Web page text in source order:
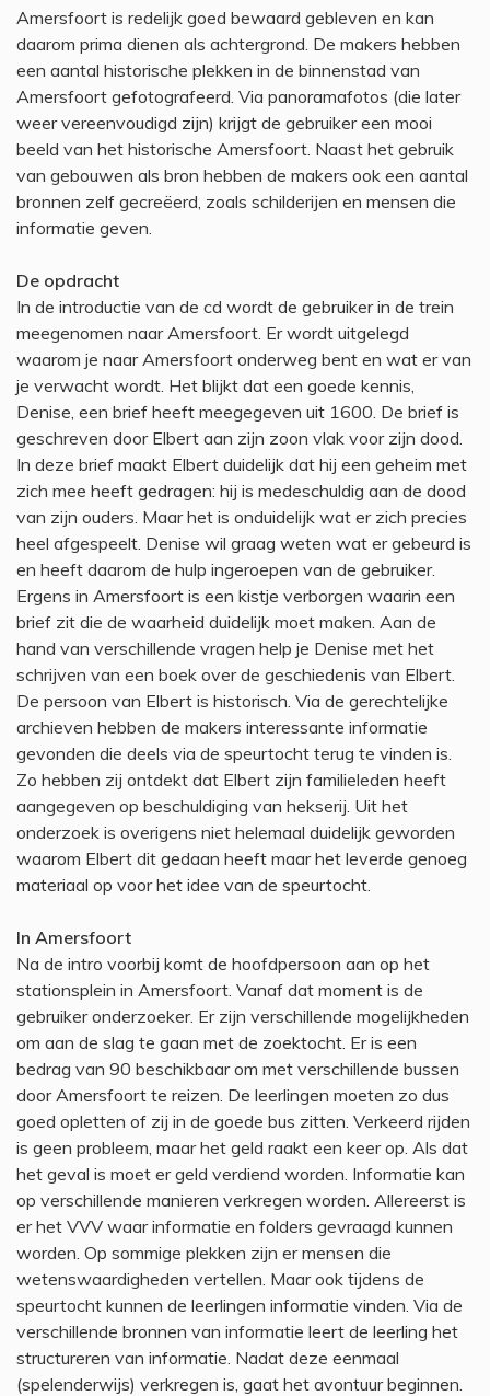
Amersfoort is redelijk goed bewaard gebleven en kan
daarom prima dienen als achtergrond. De makers hebben
een aantal historische plekken in de binnenstad van
Amersfoort gefotografeerd. Via panoramafotos (die later
weer vereenvoudigd zijn) krijgt de gebruiker een mooi
beeld van het historische Amersfoort. Naast het gebruik
van gebouwen als bron hebben de makers ook een aantal
bronnen zelf gecreëerd, zoals schilderijen en mensen die
informatie geven.
De opdracht
In de introductie van de cd wordt de gebruiker in de trein
meegenomen naar Amersfoort. Er wordt uitgelegd
waarom je naar Amersfoort onderweg bent en wat er van
je verwacht wordt. Het blijkt dat een goede kennis,
Denise, een brief heeft meegegeven uit 1600. De brief is
geschreven door Elbert aan zijn zoon vlak voor zijn dood.
In deze brief maakt Elbert duidelijk dat hij een geheim met
zich mee heeft gedragen: hij is medeschuldig aan de dood
van zijn ouders. Maar het is onduidelijk wat er zich precies
heel afgespeelt. Denise wil graag weten wat er gebeurd is
en heeft daarom de hulp ingeroepen van de gebruiker.
Ergens in Amersfoort is een kistje verborgen waarin een
brief zit die de waarheid duidelijk moet maken. Aan de
hand van verschillende vragen help je Denise met het
schrijven van een boek over de geschiedenis van Elbert.
De persoon van Elbert is historisch. Via de gerechtelijke
archieven hebben de makers interessante informatie
gevonden die deels via de speurtocht terug te vinden is.
Zo hebben zij ontdekt dat Elbert zijn familieleden heeft
aangegeven op beschuldiging van hekserij. Uit het
onderzoek is overigens niet helemaal duidelijk geworden
waarom Elbert dit gedaan heeft maar het leverde genoeg
materiaal op voor het idee van de speurtocht.
In Amersfoort
Na de intro voorbij komt de hoofdpersoon aan op het
stationsplein in Amersfoort. Vanaf dat moment is de
gebruiker onderzoeker. Er zijn verschillende mogelijkheden
om aan de slag te gaan met de zoektocht. Er is een
bedrag van 90 beschikbaar om met verschillende bussen
door Amersfoort te reizen. De leerlingen moeten zo dus
goed opletten of zij in de goede bus zitten. Verkeerd rijden
is geen probleem, maar het geld raakt een keer op. Als dat
het geval is moet er geld verdiend worden. Informatie kan
op verschillende manieren verkregen worden. Allereerst is
er het VVV waar informatie en folders gevraagd kunnen
worden. Op sommige plekken zijn er mensen die
wetenswaardigheden vertellen. Maar ook tijdens de
speurtocht kunnen de leerlingen informatie vinden. Via de
verschillende bronnen van informatie leert de leerling het
structureren van informatie. Nadat deze eenmaal
(spelenderwijs) verkregen is, gaat het avontuur beginnen.